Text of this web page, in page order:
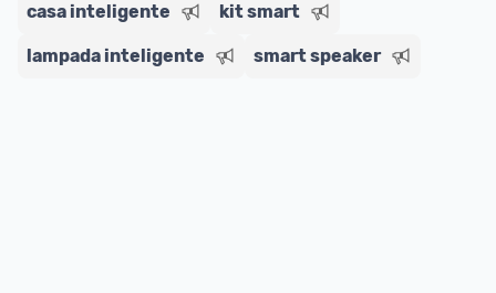
casa inteligente kit smart
lampada inteligente smart speaker